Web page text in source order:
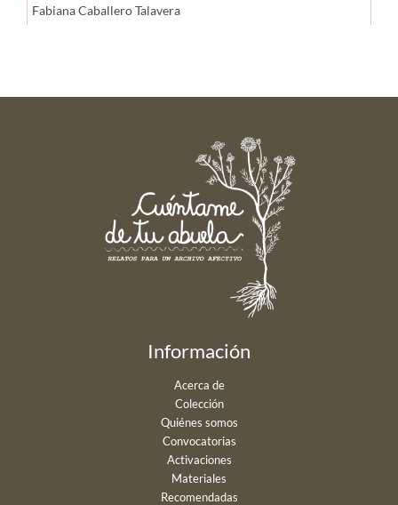
Fabiana Caballero Talavera
Información
Acerca de
Colección
Quiénes somos
Convocatorias
Activaciones
Materiales
Recomendadas